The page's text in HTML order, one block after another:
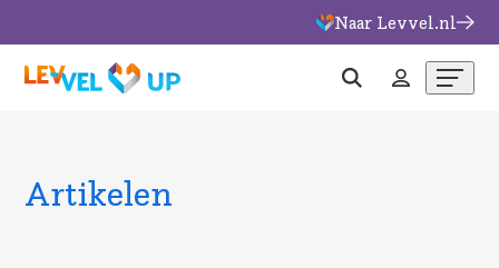
naar
ZoekenInloggen
Menu
Naar Levvel.nl
Artikelen